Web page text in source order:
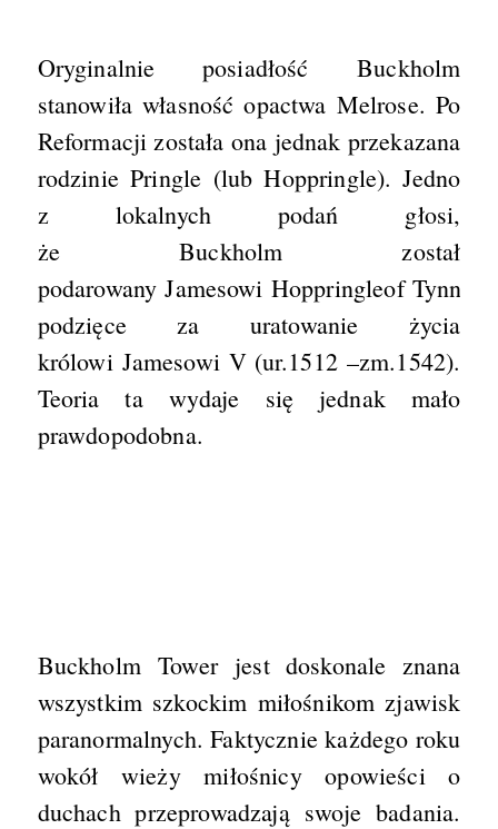
Oryginalnie posiadłość Buckholm
stanowiła własność opactwa Melrose. Po
Reformacji została ona jednak przekazana
rodzinie Pringle (lub Hoppringle). Jedno
z lokalnych podań głosi,
że Buckholm został
podarowany Jamesowi Hoppringleof Tynnes
podzięce za uratowanie życia
królowi Jamesowi V (ur.1512 –zm.1542).
Teoria ta wydaje się jednak mało
prawdopodobna.
Buckholm Tower jest doskonale znana
wszystkim szkockim miłośnikom zjawisk
paranormalnych. Faktycznie każdego roku
wokół wieży miłośnicy opowieści o
duchach przeprowadzają swoje badania.